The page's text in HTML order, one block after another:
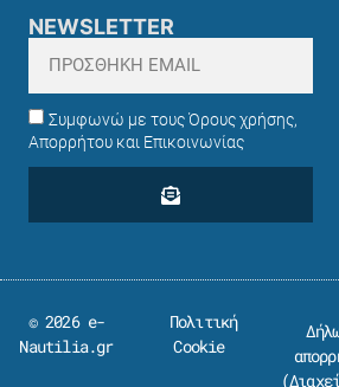
NEWSLETTER
Συμφωνώ με τους Όρους χρήσης,
Απορρήτου και Επικοινωνίας
© 2026 e-
Nautilia.gr
Πολιτική
Cookie
(